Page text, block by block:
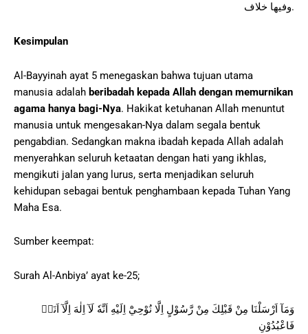
وفيها خلاف.
Kesimpulan
Al-Bayyinah ayat 5 menegaskan bahwa tujuan utama
manusia adalah beribadah kepada Allah dengan memurnikan
agama hanya bagi-Nya. Hakikat ketuhanan Allah menuntut
manusia untuk mengesakan-Nya dalam segala bentuk
pengabdian. Sedangkan makna ibadah kepada Allah adalah
menyerahkan seluruh ketaatan dengan hati yang ikhlas,
mengikuti jalan yang lurus, serta menjadikan seluruh
kehidupan sebagai bentuk penghambaan kepada Tuhan Yang
Maha Esa.
Sumber keempat:
Surah Al-Anbiya’ ayat ke-25;
وَمَآ اَرْسَلْنَا مِنْ قَبْلِكَ مِنْ رَّسُوْلٍ اِلَّا نُوْحِيْٓ اِلَيْهِ اَنَّهٗ لَآ اِلٰهَ اِلَّآ اَنَا۠
فَاعْبُدُوْنِ